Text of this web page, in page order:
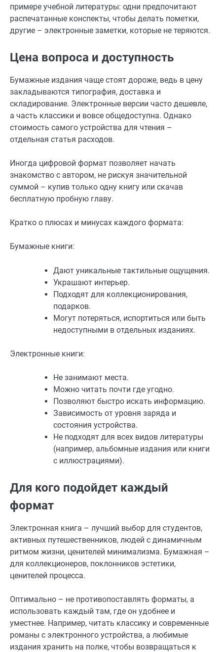
примере учебной литературы: одни предпочитают
распечатанные конспекты, чтобы делать пометки,
другие – электронные заметки, которые не теряются.
Цена вопроса и доступность
Бумажные издания чаще стоят дороже, ведь в цену
закладываются типография, доставка и
складирование. Электронные версии часто дешевле,
а часть классики и вовсе общедоступна. Однако
стоимость самого устройства для чтения –
отдельная статья расходов.
Иногда цифровой формат позволяет начать
знакомство с автором, не рискуя значительной
суммой – купив только одну книгу или скачав
бесплатную пробную главу.
Кратко о плюсах и минусах каждого формата:
Бумажные книги:
Дают уникальные тактильные ощущения.
Украшают интерьер.
Подходят для коллекционирования,
подарков.
Могут потеряться, испортиться или быть
недоступными в отдельных изданиях.
Электронные книги:
Не занимают места.
Можно читать почти где угодно.
Позволяют быстро искать информацию.
Зависимость от уровня заряда и
состояния устройства.
Не подходят для всех видов литературы
(например, альбомные издания или книги
с иллюстрациями).
Для кого подойдет каждый
формат
Электронная книга – лучший выбор для студентов,
активных путешественников, людей с динамичным
ритмом жизни, ценителей минимализма. Бумажная –
для коллекционеров, поклонников эстетики,
ценителей процесса.
Оптимально – не противопоставлять форматы, а
использовать каждый там, где он удобнее и
уместнее. Например, читать классику и современные
романы с электронного устройства, а любимые
издания хранить на полке, чтобы возвращаться к